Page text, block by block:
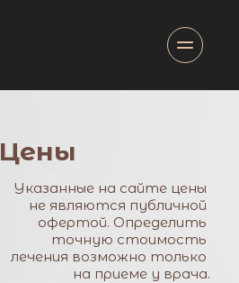
Цены
Указанные на сайте цены
не являются публичной
офертой. Определить
точную стоимость
лечения возможно только
на приеме у врача.